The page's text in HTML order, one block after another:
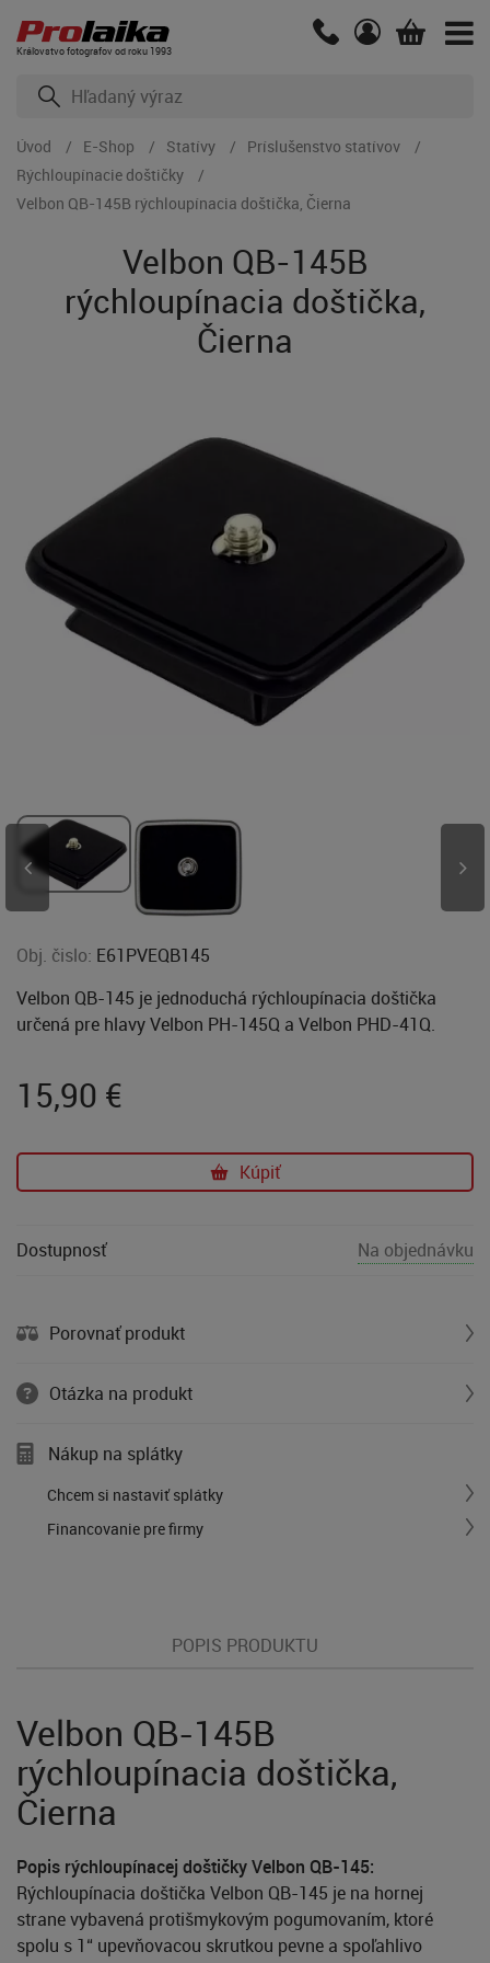
Kráľovstvo fotografov od roku 1993
Úvod E-Shop Statívy
Príslušenstvo statívov
Rýchloupínacie doštičky
Velbon QB-145B rýchloupínacia doštička, Čierna
Velbon QB-145B
rýchloupínacia doštička,
Čierna
Obj. čislo: E61PVEQB145
Velbon QB-145 je jednoduchá rýchloupínacia doštička
určená pre hlavy Velbon PH-145Q a Velbon PHD-41Q.
15,90 €
Kúpiť
Dostupnosť Na objednávku
Porovnať produkt
Otázka na produkt
Nákup na splátky
Chcem si nastaviť splátky
Financovanie pre firmy
POPIS PRODUKTU
Velbon QB-145B
rýchloupínacia doštička,
Čierna
Popis rýchloupínacej doštičky Velbon QB-145:
Rýchloupínacia doštička Velbon QB-145 je na hornej
strane vybavená protišmykovým pogumovaním, ktoré
spolu s 1“ upevňovacou skrutkou pevne a spoľahlivo